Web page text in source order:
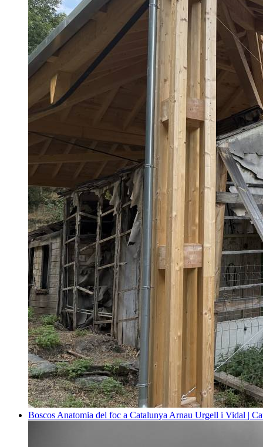
Boscos Anatomia del foc a Catalunya Arnau Urgell i Vidal |